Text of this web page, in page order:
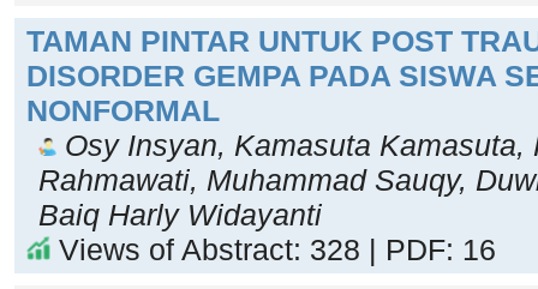
TAMAN PINTAR UNTUK POST
DISORDER GEMPA PADA SISWA
NONFORMAL
Osy Insyan, Kamasuta Kamasuta,
Rahmawati, Muhammad Sauqy,
Baiq Harly Widayanti
Views of Abstract: 328 | PDF: 16